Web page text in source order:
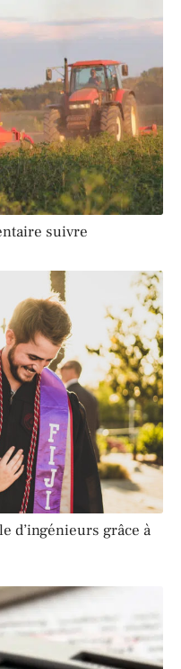
suivre
d’ingénieurs grâce à